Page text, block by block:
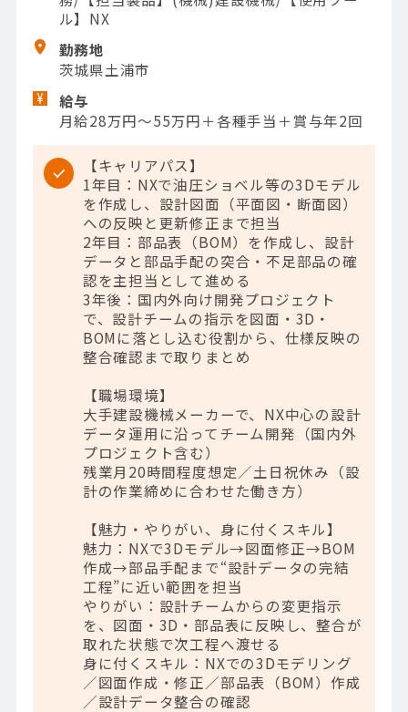
ル】NX
勤務地
茨城県土浦市
給与
月給28万円～55万円＋各種手当＋賞与年2回
【キャリアパス】
1年目：NXで油圧ショベル等の3Dモデル
を作成し、設計図面（平面図・断面図）
への反映と更新修正まで担当
2年目：部品表（BOM）を作成し、設計
データと部品手配の突合・不足部品の確
認を主担当として進める
3年後：国内外向け開発プロジェクト
で、設計チームの指示を図面・3D・
BOMに落とし込む役割から、仕様反映の
整合確認まで取りまとめ
【職場環境】
大手建設機械メーカーで、NX中心の設計
データ運用に沿ってチーム開発（国内外
プロジェクト含む）
残業月20時間程度想定／土日祝休み（設
計の作業締めに合わせた働き方）
【魅力・やりがい、身に付くスキル】
魅力：NXで3Dモデル→図面修正→BOM
作成→部品手配まで“設計データの完結
工程”に近い範囲を担当
やりがい：設計チームからの変更指示
を、図面・3D・部品表に反映し、整合が
取れた状態で次工程へ渡せる
身に付くスキル：NXでの3Dモデリング
／図面作成・修正／部品表（BOM）作成
／設計データ整合の確認